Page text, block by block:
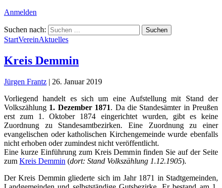
Anmelden
Suchen nach:
StartVereinAktuelles
Kreis Demmin
Jürgen Frantz | 26. Januar 2019
Vorliegend handelt es sich um eine Aufstellung mit Stand der
Volkszählung 1. Dezember 1871. Da die Standesämter in Preußen
erst zum 1. Oktober 1874 eingerichtet wurden, gibt es keine
Zuordnung zu Standesamtbezirken. Eine Zuordnung zu einer
evangelischen oder katholischen Kirchengemeinde wurde ebenfalls
nicht erhoben oder zumindest nicht veröffentlicht.
Eine kurze Einführung zum Kreis Demmin finden Sie auf der Seite
zum Kreis Demmin (dort: Stand Volkszählung 1.12.1905).
Der Kreis Demmin gliederte sich im Jahr 1871 in Stadtgemeinden,